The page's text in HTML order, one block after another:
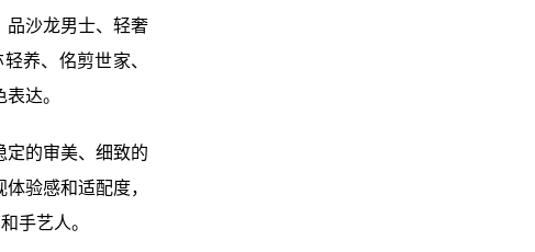
品沙龙男士、轻奢
养、佲剪世家、
达。
的审美、细致的
验感和适配度，
手艺人。